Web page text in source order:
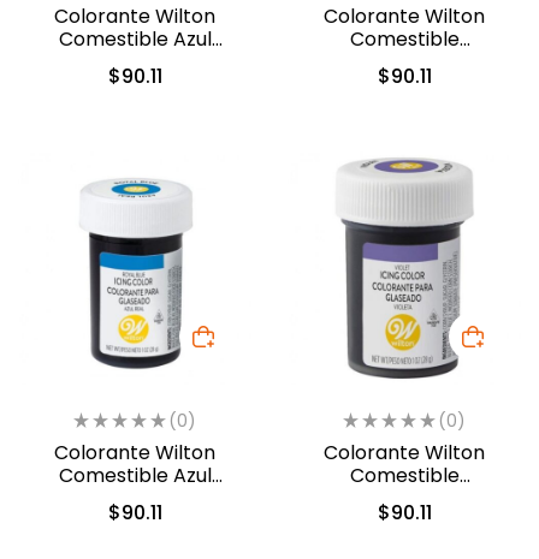
Colorante Wilton
Comestible Azul
Delfin/Delphinium Blue
28.3gr. (610-228)
$90.11
Colorante Wilton
Comestible
Turquesa/Verde
Azulado 28.3gr. (04-0-
$90.11
(0)
Colorante Wilton
Comestible Azul
Real/Royal Blue 28.3gr.
(04-0-0035)
$90.11
(0)
Colorante Wilton
Comestible
Violeta/Violet 28.3gr.
(04-0-0034)
$90.11